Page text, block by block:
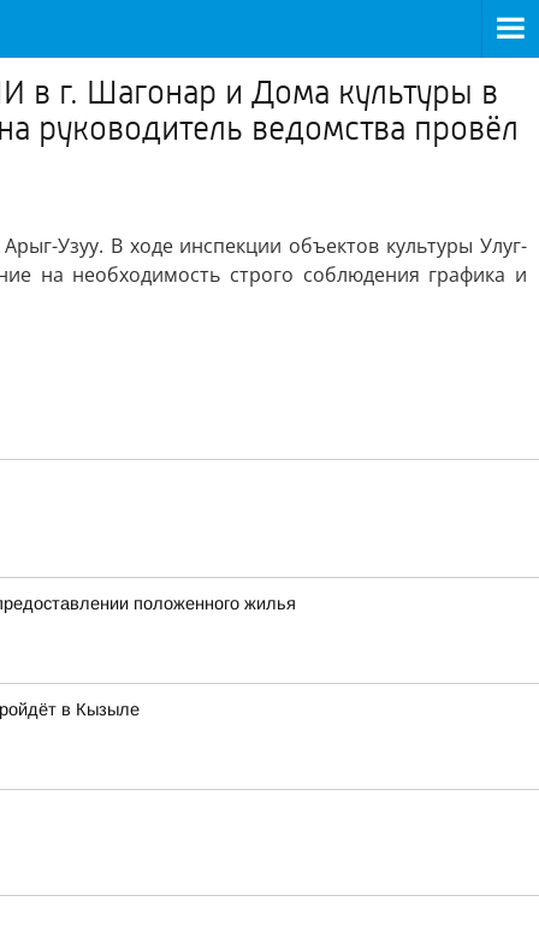
в г. Шагонар и Дома культуры в
руководитель ведомства провёл
Узуу. В ходе инспекции объектов культуры Улуг-
на необходимость строго соблюдения графика и
положенного жилья
в Кызыле